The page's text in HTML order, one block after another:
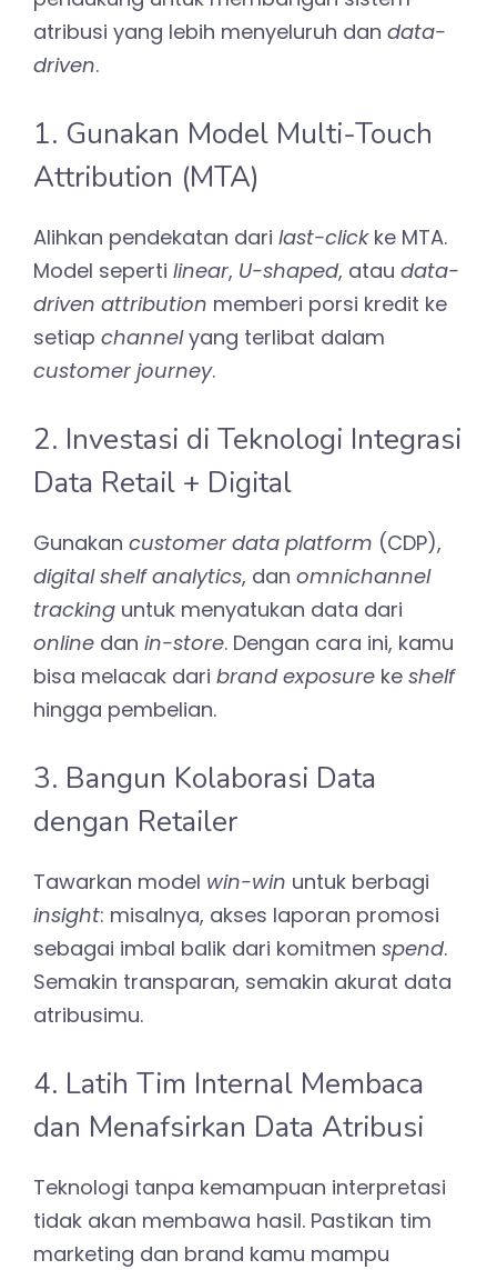
atribusi yang lebih menyeluruh dan data-
driven.
1. Gunakan Model Multi-Touch
Attribution (MTA)
Alihkan pendekatan dari last-clickke MTA.
Model seperti linear, U-shaped, atau data-
driven attribution memberi porsi kredit ke
setiap channelyang terlibat dalam
customer journey.
2. Investasi di Teknologi Integrasi
Data Retail + Digital
Gunakan customer data platform (CDP),
digital shelf analytics, dan omnichannel
tracking untuk menyatukan data dari
online dan in-store. Dengan cara ini, kamu
bisa melacak dari brand exposure ke shelf
hingga pembelian.
3. Bangun Kolaborasi Data
dengan Retailer
Tawarkan model win-win untuk berbagi
insight: misalnya, akses laporan promosi
sebagai imbal balik dari komitmen spend.
Semakin transparan, semakin akurat data
atribusimu.
4. Latih Tim Internal Membaca
dan Menafsirkan Data Atribusi
Teknologi tanpa kemampuan interpretasi
tidak akan membawa hasil. Pastikan tim
marketing dan brand kamu mampu